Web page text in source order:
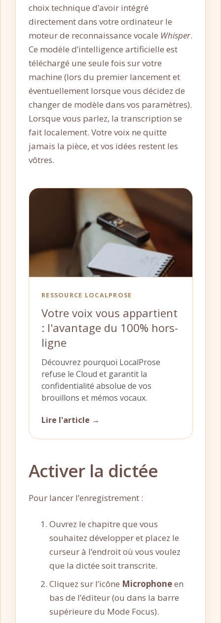
choix technique d’avoir intégré
directement dans votre ordinateur le
moteur de reconnaissance vocale Whisper.
Ce modèle d’intelligence artificielle est
téléchargé une seule fois sur votre
machine (lors du premier lancement et
éventuellement lorsque vous décidez de
changer de modèle dans vos paramètres).
Lorsque vous parlez, la transcription se
fait localement. Votre voix ne quitte
jamais la pièce, et vos idées restent les
vôtres.
RESSOURCE LOCALPROSE
Votre voix vous appartient
: l'avantage du 100% hors-
ligne
Découvrez pourquoi LocalProse
refuse le Cloud et garantit la
confidentialité absolue de vos
brouillons et mémos vocaux.
Lire l'article →
Activer la dictée
Pour lancer l’enregistrement :
Ouvrez le chapitre que vous
souhaitez développer et placez le
curseur à l’endroit où vous voulez
que la dictée soit transcrite.
Cliquez sur l’icône Microphoneen
bas de l’éditeur (ou dans la barre
supérieure du Mode Focus).